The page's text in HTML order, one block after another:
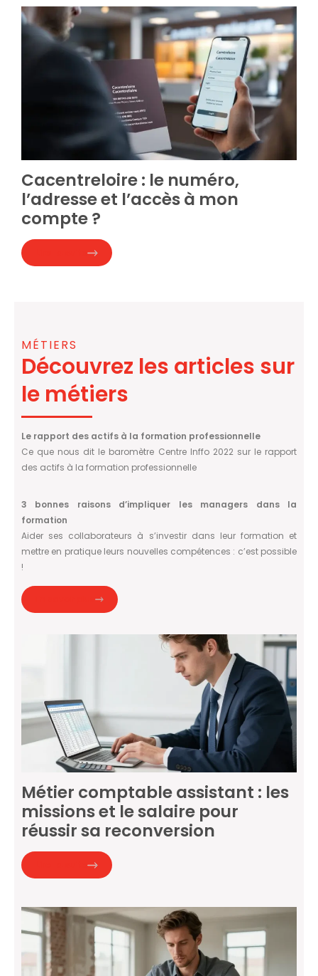
Cacentreloire : le numéro,
l’adresse et l’accès à mon
compte ?
MÉTIERS
Découvrez les articles sur
le métiers
Le rapport des actifs à la formation professionnelle
Ce que nous dit le baromètre Centre Inffo 2022 sur le rapport
des actifs à la formation professionnelle
3 bonnes raisons d’impliquer les managers dans la
formation
Aider ses collaborateurs à s’investir dans leur formation et
mettre en pratique leurs nouvelles compétences : c’est possible
!
Métier comptable assistant : les
missions et le salaire pour
réussir sa reconversion